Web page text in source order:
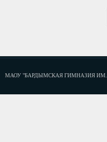
МАОУ "БАРДЫМСКАЯ ГИМНАЗИЯ ИМ.